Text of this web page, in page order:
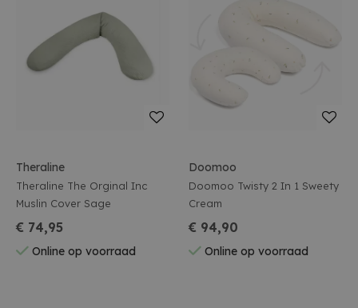
Theraline
Theraline The Orginal Inc
Muslin Cover Sage
€ 74,95
Online op voorraad
Doomoo
Doomoo Twisty 2 In 1 Sweety
Cream
€ 94,90
Online op voorraad